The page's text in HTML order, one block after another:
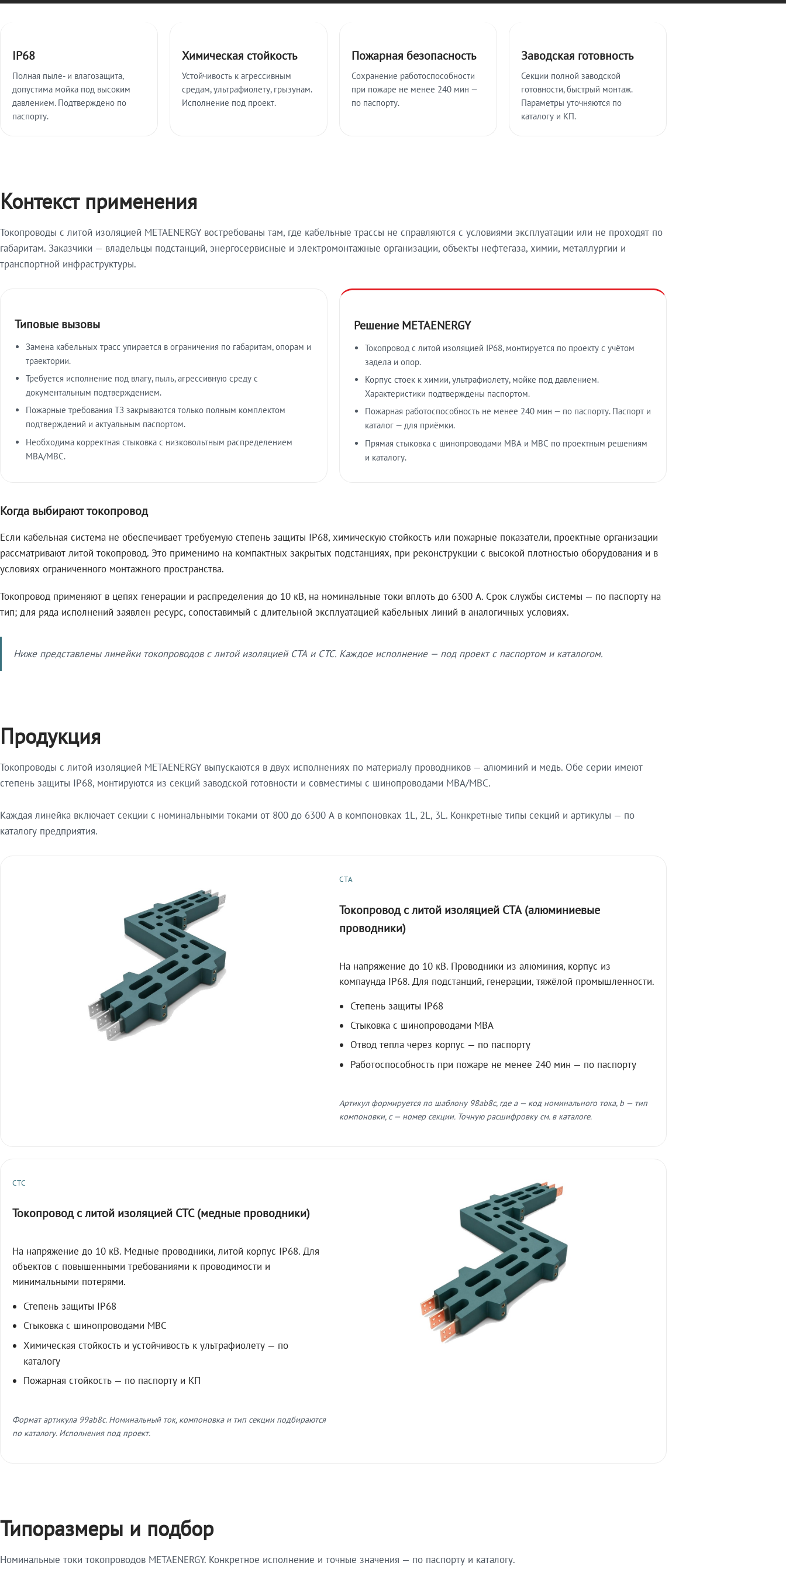
IP68
Полная пыле- и влагозащита,
допустима мойка под высоким
давлением. Подтверждено по
паспорту.
Химическая стойкость
Устойчивость к агрессивным
средам, ультрафиолету, грызунам.
Исполнение под проект.
Пожарная безопасность
Сохранение работоспособности
при пожаре не менее 240 мин —
по паспорту.
Заводская готовность
Секции полной заводской
готовности, быстрый монтаж.
Параметры уточняются по
каталогу и КП.
Контекст применения
Токопроводы с литой изоляцией METAENERGY востребованы там, где кабельные трассы не справляются с условиями эксплуатации или не проходят по
габаритам. Заказчики — владельцы подстанций, энергосервисные и электромонтажные организации, объекты нефтегаза, химии, металлургии и
транспортной инфраструктуры.
Типовые вызовы
Замена кабельных трасс упирается в ограничения по габаритам, опорам и
траектории.
Требуется исполнение под влагу, пыль, агрессивную среду с
документальным подтверждением.
Пожарные требования ТЗ закрываются только полным комплектом
подтверждений и актуальным паспортом.
Необходима корректная стыковка с низковольтным распределением
МВА/МВС.
Решение METAENERGY
Токопровод с литой изоляцией IP68, монтируется по проекту с учётом
задела и опор.
Корпус стоек к химии, ультрафиолету, мойке под давлением.
Характеристики подтверждены паспортом.
Пожарная работоспособность не менее 240 мин — по паспорту. Паспорт и
каталог — для приёмки.
Прямая стыковка с шинопроводами МВА и МВС по проектным решениям
и каталогу.
Когда выбирают токопровод
Если кабельная система не обеспечивает требуемую степень защиты IP68, химическую стойкость или пожарные показатели, проектные организации
рассматривают литой токопровод. Это применимо на компактных закрытых подстанциях, при реконструкции с высокой плотностью оборудования и в
условиях ограниченного монтажного пространства.
Токопровод применяют в цепях генерации и распределения до 10 кВ, на номинальные токи вплоть до 6300 А. Срок службы системы — по паспорту на
тип; для ряда исполнений заявлен ресурс, сопоставимый с длительной эксплуатацией кабельных линий в аналогичных условиях.
Ниже представлены линейки токопроводов с литой изоляцией СТА и СТС. Каждое исполнение — под проект с паспортом и каталогом.
Продукция
Токопроводы с литой изоляцией METAENERGY выпускаются в двух исполнениях по материалу проводников — алюминий и медь. Обе серии имеют
степень защиты IP68, монтируются из секций заводской готовности и совместимы с шинопроводами МВА/МВС.
Каждая линейка включает секции с номинальными токами от 800 до 6300 А в компоновках 1L, 2L, 3L. Конкретные типы секций и артикулы — по
каталогу предприятия.
СТА
Токопровод с литой изоляцией СТА (алюминиевые
проводники)
На напряжение до 10 кВ. Проводники из алюминия, корпус из
компаунда IP68. Для подстанций, генерации, тяжёлой промышленности.
Степень защиты IP68
Стыковка с шинопроводами МВА
Отвод тепла через корпус — по паспорту
Работоспособность при пожаре не менее 240 мин — по паспорту
Артикул формируется по шаблону 98ab8c, где a — код номинального тока, b — тип
компоновки, c — номер секции. Точную расшифровку см. в каталоге.
СТС
Токопровод с литой изоляцией СТС (медные проводники)
На напряжение до 10 кВ. Медные проводники, литой корпус IP68. Для
объектов с повышенными требованиями к проводимости и
минимальными потерями.
Степень защиты IP68
Стыковка с шинопроводами МВС
Химическая стойкость и устойчивость к ультрафиолету — по
каталогу
Пожарная стойкость — по паспорту и КП
Формат артикула 99ab8c. Номинальный ток, компоновка и тип секции подбираются
по каталогу. Исполнения под проект.
Типоразмеры и подбор
Номинальные токи токопроводов METAENERGY. Конкретное исполнение и точные значения — по паспорту и каталогу.